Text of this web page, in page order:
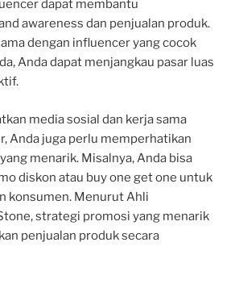
dapat membantu
awareness dan penjualan produk.
dengan influencer yang cocok
Anda dapat menjangkau pasar luas
media sosial dan kerja sama
Anda juga perlu memperhatikan
menarik. Misalnya, Anda bisa
diskon atau buy one get one untuk
konsumen. Menurut Ahli
strategi promosi yang menarik
penjualan produk secara